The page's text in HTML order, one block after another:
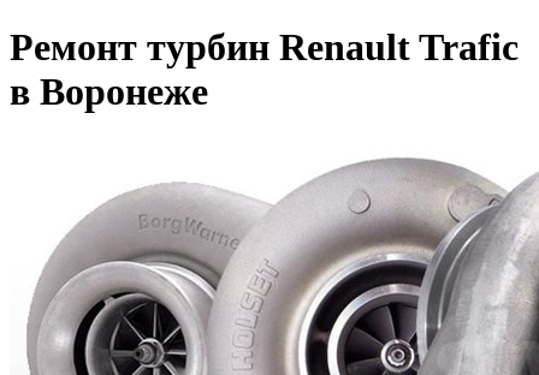
Ремонт турбин Renault Trafic
в Воронеже